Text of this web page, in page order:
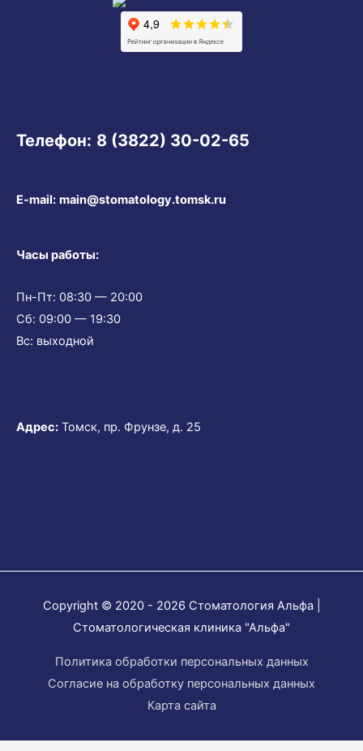
Телефон: 8 (3822) 30-02-65
E-mail: main@stomatology.tomsk.ru
Часы работы:
Пн-Пт: 08:30 — 20:00
Сб: 09:00 — 19:30
Вс: выходной
Адрес: Томск, пр. Фрунзе, д. 25
Copyright © 2020 - 2026 Стоматология Альфа
Стоматологическая клиника "Альфа"
Политика обработки персональных данных
Согласие на обработку персональных данных
Карта сайта